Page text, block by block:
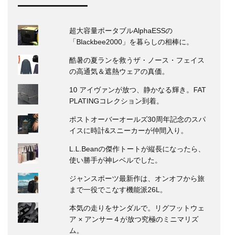
超大容量ポータブルAlphaESSの
「Blackbee2000」を暮らしの相棒に。
酷暑の夏ランを救うザ・ノース・フェイス
の高通気＆遮熱ウェアの真価。
10 アイヴァンが放つ、静かなる輝き。FAT
PLATINGコレクション到着。
ポストオーバーオールズ30周年記念のスパ
イスに時計&スニーカーが仲間入り。
L.L.Beanの傑作トートが縦長になったら、
使い勝手が神レベルでした。
ジャンスポーツ最新作は、オンオフから旅
まで一役でこなす機能派26L。
本気の走りをサンダルで。リグフットウェ
ア × アンサー４が放つ究極のミニマリズ
ム。